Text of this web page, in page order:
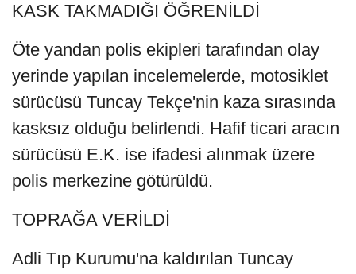
KASK TAKMADIĞI ÖĞRENİLDİ
Öte yandan polis ekipleri tarafından olay
yerinde yapılan incelemelerde, motosiklet
sürücüsü Tuncay Tekçe'nin kaza sırasında
kasksız olduğu belirlendi. Hafif ticari aracın
sürücüsü E.K. ise ifadesi alınmak üzere
polis merkezine götürüldü.
TOPRAĞA VERİLDİ
Adli Tıp Kurumu'na kaldırılan Tuncay